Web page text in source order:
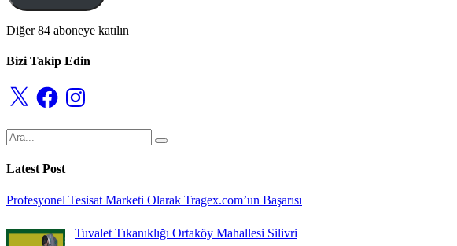
Diğer 84 aboneye katılın
Bizi Takip Edin
X FacebookInstagram
Latest Post
Profesyonel Tesisat Marketi Olarak Tragex.com’un Başarısı
Tuvalet Tıkanıklığı Ortaköy Mahallesi Silivri